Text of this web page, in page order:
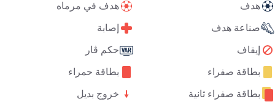
هدف هدف في مرماه
صناعة هدف إصابة
إيقاف حكم ڤار
بطاقة صفراء بطاقة حمراء
بطاقة صفراء ثانية خروج بديل